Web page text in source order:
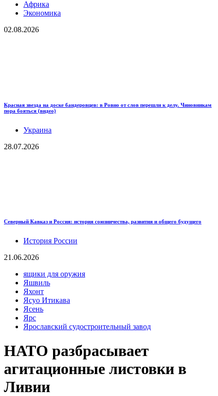
Африка
Экономика
02.08.2026
Красная звезда на доске бандеровцев: в Ровно от слов перешли к делу. Чиновникам
пора бояться (видео)
Украина
28.07.2026
Северный Кавказ и Россия: история союзничества, развития и общего будущего
История России
21.06.2026
ящики для оружия
Яшвиль
Яхонт
Ясуо Итикава
Ясень
Ярс
Ярославский судостроительный завод
НАТО разбрасывает
агитационные листовки в
Ливии